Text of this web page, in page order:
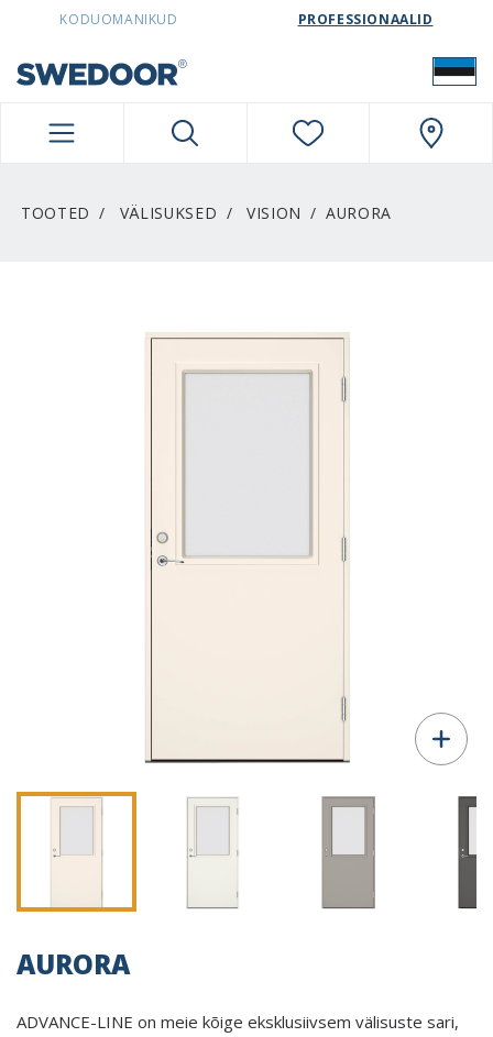
SWEDOORESTONIA NAVIGATION
KODUOMANIKUD PROFESSIONAALID
TOOTED VÄLISUKSED VISION AURORA
AURORA
ADVANCE-LINE on meie kõige eksklusiivsem välisuste sari,